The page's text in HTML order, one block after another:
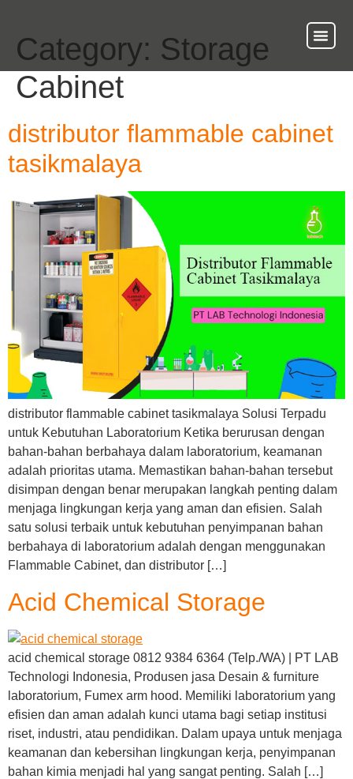
Category: Storage
Cabinet
distributor flammable cabinet
tasikmalaya
distributor flammable cabinet tasikmalaya Solusi Terpadu
untuk Kebutuhan Laboratorium Ketika berurusan dengan
bahan-bahan berbahaya dalam laboratorium, keamanan
adalah prioritas utama. Memastikan bahan-bahan tersebut
disimpan dengan benar merupakan langkah penting dalam
menjaga lingkungan kerja yang aman dan efisien. Salah
satu solusi terbaik untuk kebutuhan penyimpanan bahan
berbahaya di laboratorium adalah dengan menggunakan
Flammable Cabinet, dan distributor […]
Acid Chemical Storage
acid chemical storage 0812 9384 6364 (Telp./WA) | PT LAB
Technologi Indonesia, Produsen jasa Desain & furniture
laboratorium, Fumex arm hood. Memiliki laboratorium yang
efisien dan aman adalah kunci utama bagi setiap institusi
riset, industri, atau pendidikan. Dalam upaya untuk menjaga
keamanan dan kebersihan lingkungan kerja, penyimpanan
bahan kimia menjadi hal yang sangat penting. Salah […]